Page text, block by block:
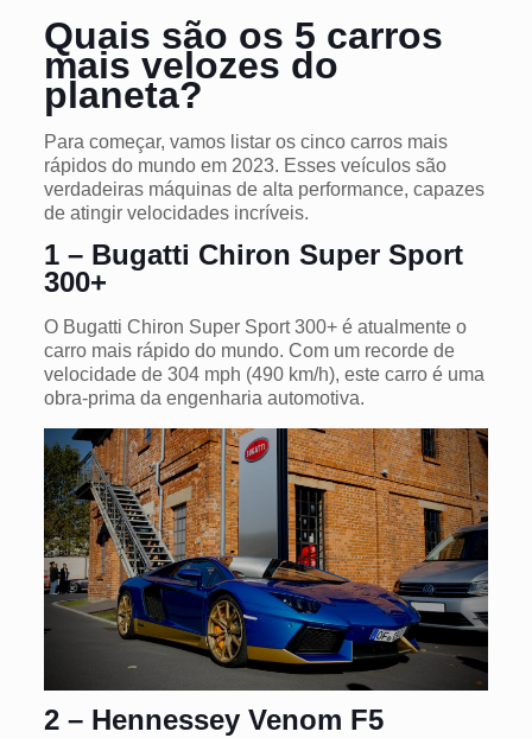
Quais são os 5 carros
mais velozes do
planeta?
Para começar, vamos listar os cinco carros mais
rápidos do mundo em 2023. Esses veículos são
verdadeiras máquinas de alta performance, capazes
de atingir velocidades incríveis.
1 – Bugatti Chiron Super Sport
300+
O Bugatti Chiron Super Sport 300+ é atualmente o
carro mais rápido do mundo. Com um recorde de
velocidade de 304 mph (490 km/h), este carro é uma
obra-prima da engenharia automotiva.
2 – Hennessey Venom F5